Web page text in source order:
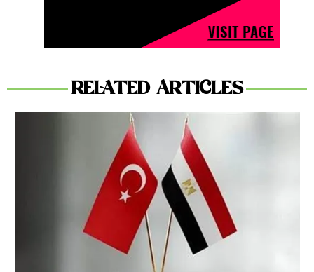
RELATED ARTICLES